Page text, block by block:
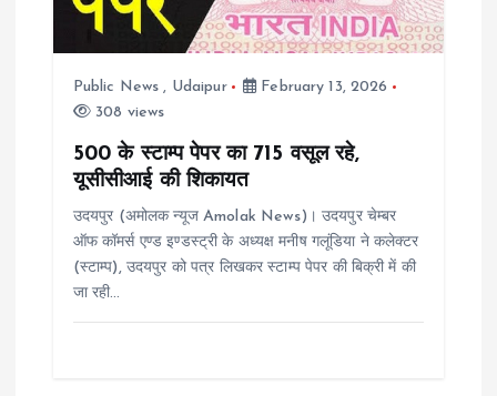
Public News , Udaipur
February 13, 2026
308 views
500 के स्टाम्प पेपर का 715 वसूल रहे,
यूसीसीआई की शिकायत
उदयपुर (अमोलक न्यूज Amolak News)। उदयपुर चेम्बर
ऑफ कॉमर्स एण्ड इण्डस्ट्री के अध्यक्ष मनीष गलूंडिया ने कलेक्टर
(स्टाम्प), उदयपुर को पत्र लिखकर स्टाम्प पेपर की बिक्री में की
जा रही…